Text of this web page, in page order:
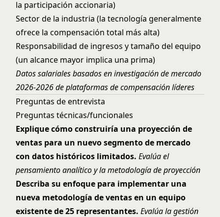
la participación accionaria)
Sector de la industria (la tecnología generalmente
ofrece la compensación total más alta)
Responsabilidad de ingresos y tamaño del equipo
(un alcance mayor implica una prima)
Datos salariales basados en investigación de mercado
2026-2026 de plataformas de compensación líderes
Preguntas de entrevista
Preguntas técnicas/funcionales
Explique cómo construiría una proyección de
ventas para un nuevo segmento de mercado
con datos históricos limitados. Evalúa el
pensamiento analítico y la metodología de proyección
Describa su enfoque para implementar una
nueva metodología de ventas en un equipo
existente de 25 representantes. Evalúa la gestión